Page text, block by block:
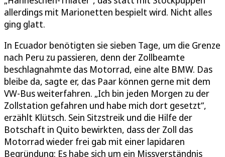
allerdings mit Marionetten bespielt wird. Nicht alles
ging glatt.
In Ecuador benötigten sie sieben Tage, um die Grenze
nach Peru zu passieren, denn der Zollbeamte
beschlagnahmte das Motorrad, eine alte BMW. Das
bleibe da, sagte er, das Paar können gerne mit dem
VW-Bus weiterfahren. „Ich bin jeden Morgen zu der
Zollstation gefahren und habe mich dort gesetzt“,
erzählt Klütsch. Sein Sitzstreik und die Hilfe der
Botschaft in Quito bewirkten, dass der Zoll das
Motorrad wieder frei gab mit einer lapidaren
Begründung: Es habe sich um ein Missverständnis